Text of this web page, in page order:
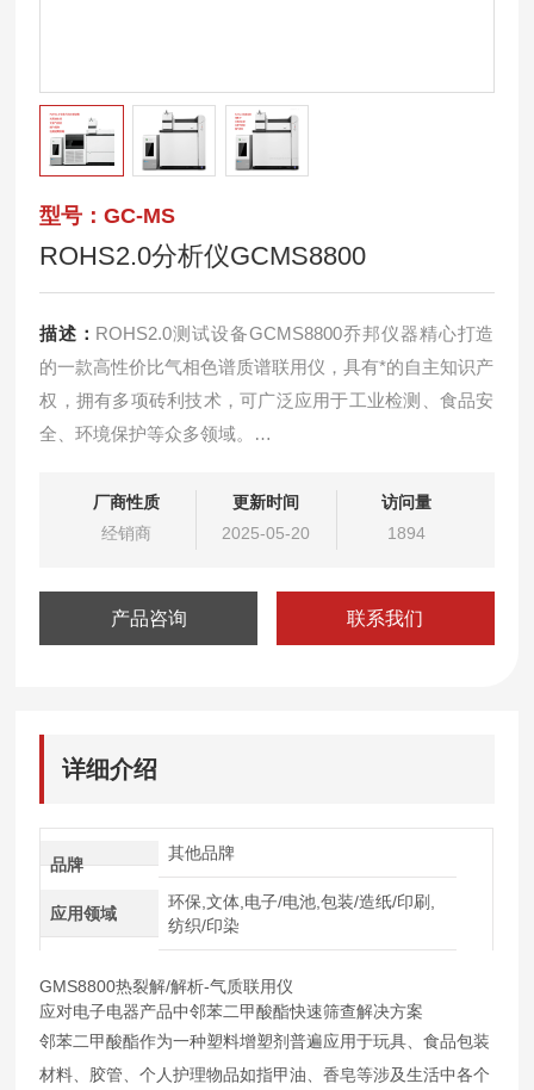
型号：GC-MS
ROHS2.0分析仪GCMS8800
描述： ROHS2.0测试设备GCMS8800乔邦仪器精心打造
的一款高性价比气相色谱质谱联用仪，具有*的自主知识产
权，拥有多项砖利技术，可广泛应用于工业检测、食品安
全、环境保护等众多领域。
行业、纺织品行业、石油化工、香精香料行业、医药行
业、农业及食品安全等领域；环境中有机污染物分析（空
厂商性质
经销商
更新时间
2025-05-20
访问量
1894
产品咨询 联系我们
详细介绍
品牌
其他品牌
应用领域
环保,文体,电子/电池,包装/造纸/印刷,
纺织/印染
GMS8800热裂解/解析-气质联用仪
应对电子电器产品中邻苯二甲酸酯快速筛查解决方案
邻苯二甲酸酯作为一种塑料增塑剂普遍应用于玩具、食品包装
材料、胶管、个人护理物品如指甲油、香皂等涉及生活中各个